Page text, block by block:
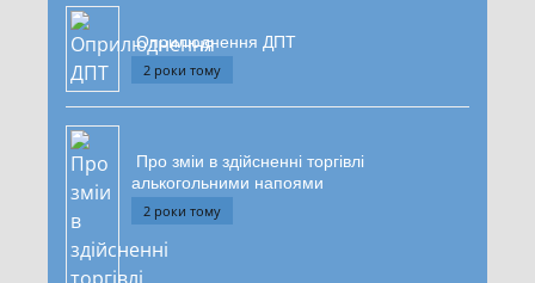
Оприлюднення ДПТ
2 роки тому
Про зміи в здійсненні торгівлі
алькогольними напоями
2 роки тому